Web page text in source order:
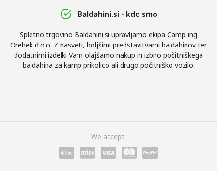
Baldahini.si - kdo smo
Spletno trgovino Baldahini.si upravljamo ekipa Camp-ing
Orehek d.o.o. Z nasveti, boljšimi predstavitvami baldahinov ter
dodatnimi izdelki Vam olajšamo nakup in izbiro počitniškega
baldahina za kamp prikolico ali drugo počitniško vozilo.
We accept: